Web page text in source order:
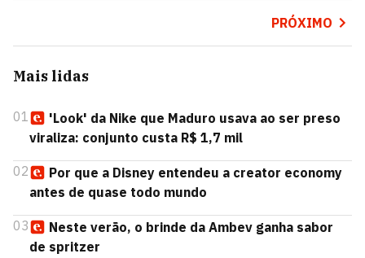
PRÓXIMO
Mais lidas
01
'Look' da Nike que Maduro usava ao ser preso
viraliza: conjunto custa R$ 1,7 mil
02
Por que a Disney entendeu a creator economy
antes de quase todo mundo
03
Neste verão, o brinde da Ambev ganha sabor
de spritzer